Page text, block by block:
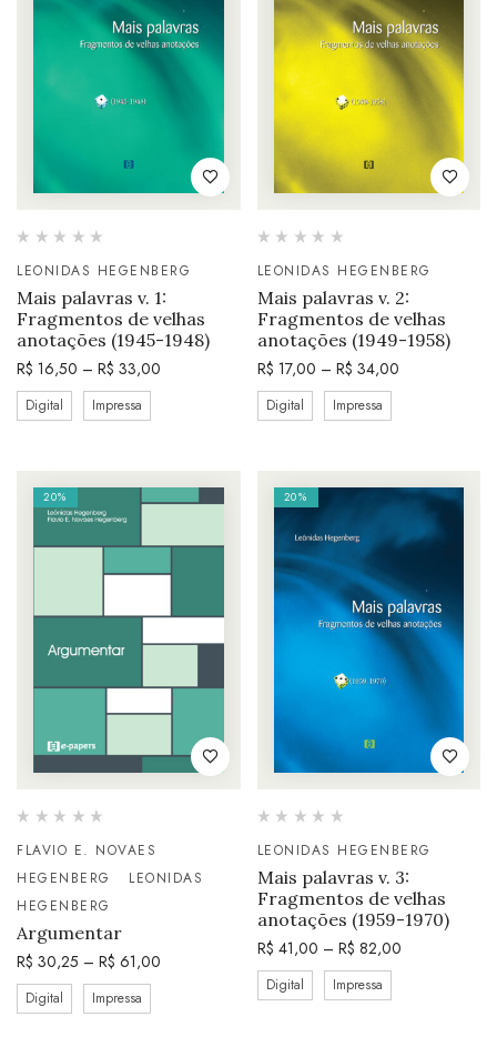
LEONIDAS HEGENBERG
Mais palavras v. 1:
Fragmentos de velhas
anotações (1945-1948)
R$ 16,50 – R$ 33,00
Digital Impressa
LEONIDAS HEGENBERG
Mais palavras v. 2:
Fragmentos de velhas
anotações (1949-1958)
R$ 17,00 – R$ 34,00
Digital Impressa
20%
FLAVIO E. NOVAES
HEGENBERG
LEONIDAS
HEGENBERG
Argumentar
R$ 30,25 – R$ 61,00
Digital Impressa
20%
LEONIDAS HEGENBERG
Mais palavras v. 3:
Fragmentos de velhas
anotações (1959-1970)
R$ 41,00 – R$ 82,00
Digital Impressa